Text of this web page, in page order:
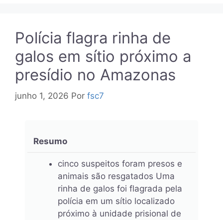
Polícia flagra rinha de
galos em sítio próximo a
presídio no Amazonas
junho 1, 2026 Por fsc7
Resumo
cinco suspeitos foram presos e
animais são resgatados Uma
rinha de galos foi flagrada pela
polícia em um sítio localizado
próximo à unidade prisional de